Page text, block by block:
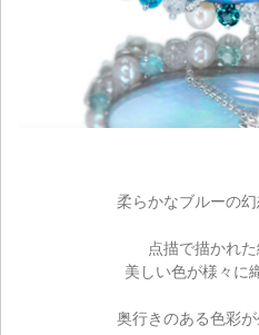
柔らかなブルーの幻
点描で描かれ
美しい色が様々に
奥行きのある色彩が